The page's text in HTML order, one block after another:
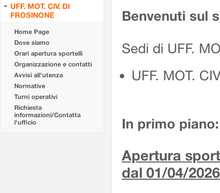
UFF. MOT. CIV. DI
FROSINONE
Home Page
Dove siamo
Orari apertura sportelli
Organizzazione e contatti
Avvisi all'utenza
Normative
Turni operativi
Richiesta
informazioni/Contatta
l'ufficio
Benvenuti sul
Sedi di UFF.
UFF. MOT.
In primo piano:
Apertura
dal 01/04/2026